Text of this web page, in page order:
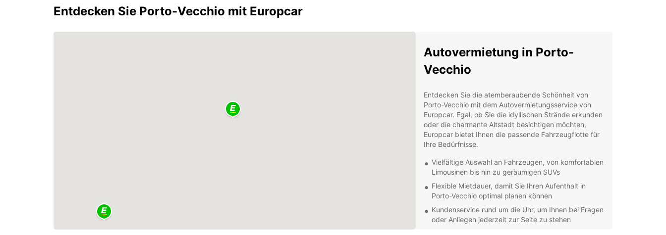
Entdecken Sie Porto-Vecchio mit Europcar
Autovermietung in Porto-
Vecchio
Entdecken Sie die atemberaubende Schönheit von
Porto-Vecchio mit dem Autovermietungsservice von
Europcar. Egal, ob Sie die idyllischen Strände erkunden
oder die charmante Altstadt besichtigen möchten,
Europcar bietet Ihnen die passende Fahrzeugflotte für
Ihre Bedürfnisse.
Vielfältige Auswahl an Fahrzeugen, von komfortablen
Limousinen bis hin zu geräumigen SUVs
Flexible Mietdauer, damit Sie Ihren Aufenthalt in
Porto-Vecchio optimal planen können
Kundenservice rund um die Uhr, um Ihnen bei Fragen
oder Anliegen jederzeit zur Seite zu stehen